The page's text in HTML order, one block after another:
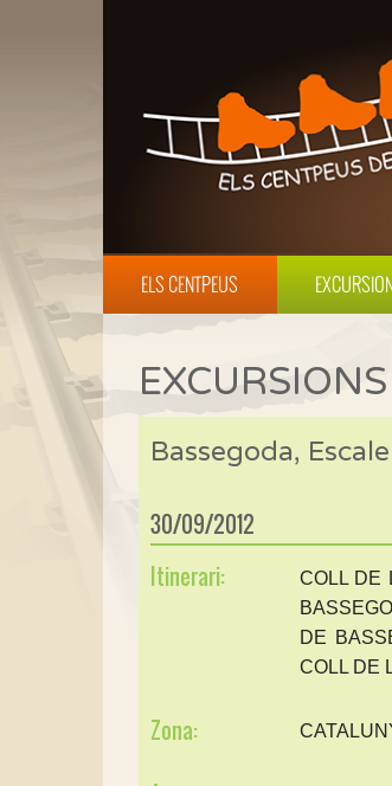
ELS CENTPEUS
Bassegoda,
30/09/2012
Itinerari:
COLL DE
DE
COLL DE
Zona: